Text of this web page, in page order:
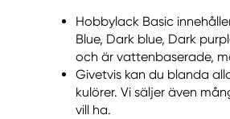
Hobbylack Basic
Blue, Dark blue, Dark
och är vattenbaserade,
Givetvis kan du blanda
kulörer. Vi säljer även
vill ha.